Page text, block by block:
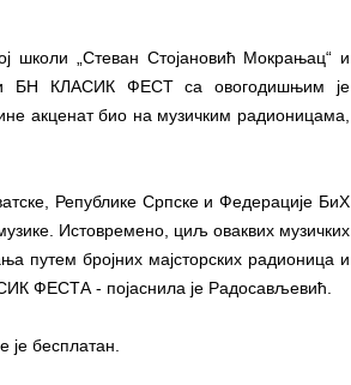
школи „Стеван Стојановић Мокрањац“ и
БН КЛАСИК ФЕСТ са овогодишњим је
акценат био на музичким радионицама,
Републике Српске и Федерације БиХ
Истовремено, циљ оваквих музичких
путем бројних мајсторских радионица и
ФЕСТА - појаснила је Радосављевић.
је бесплатан.